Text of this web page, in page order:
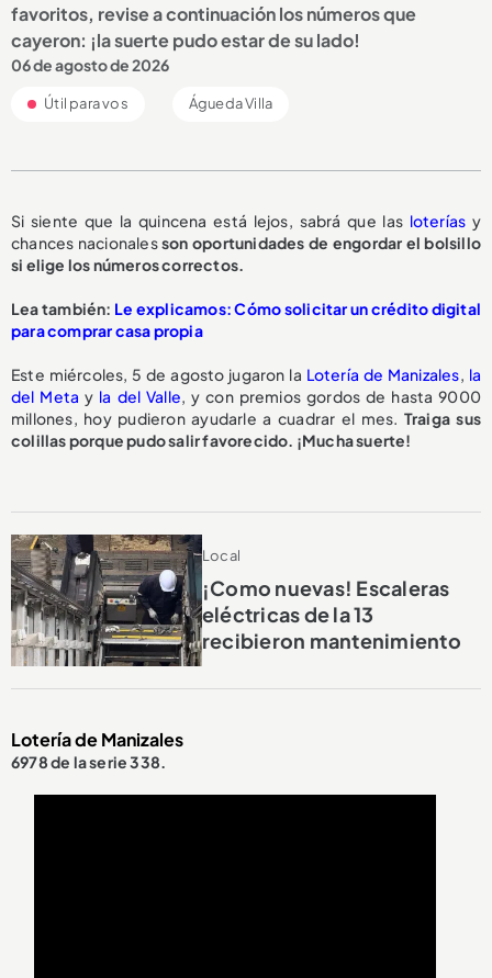
favoritos, revise a continuación los números que
cayeron: ¡la suerte pudo estar de su lado!
06 de agosto de 2026
Útil para vos Águeda Villa
Si siente que la quincena está lejos, sabrá que las loterías y
chances nacionalesson oportunidades de engordar el bolsillo
si elige los números correctos.
Lea también: Le explicamos: Cómo solicitar un crédito digital
para comprar casa propia
Este miércoles, 5 de agosto jugaron la Lotería de Manizales, la
del Meta y la del Valle, y con premios gordos de hasta 9000
millones, hoy pudieron ayudarle a cuadrar el mes. Traiga sus
colillas porque pudo salir favorecido. ¡Mucha suerte!
Local
¡Como nuevas! Escaleras
eléctricas de la 13
recibieron mantenimiento
Lotería de Manizales
6978 de la serie 338.